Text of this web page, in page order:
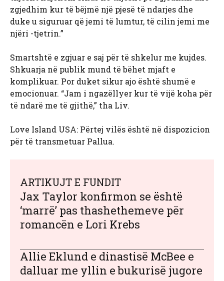
zgjedhim kur të bëjmë një pjesë të ndarjes dhe
duke u siguruar që jemi të lumtur, të cilin jemi me
njëri -tjetrin.”
Smartshtë e zgjuar e saj për të shkelur me kujdes.
Shkuarja në publik mund të bëhet mjaft e
komplikuar. Por duket sikur ajo është shumë e
emocionuar. “Jam i ngazëllyer kur të vijë koha për
të ndarë me të gjithë,” tha Liv.
Love Island USA: Përtej vilës është në dispozicion
për të transmetuar Pallua.
ARTIKUJT E FUNDIT
Jax Taylor konfirmon se është
‘marrë’ pas thashethemeve për
romancën e Lori Krebs
Allie Eklund e dinastisë McBee e
dalluar me yllin e bukurisë jugore